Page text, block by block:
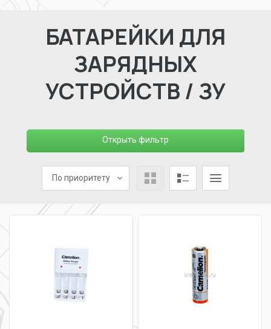
БАТАРЕЙКИ ДЛЯ
ЗАРЯДНЫХ
УСТРОЙСТВ / ЗУ
Открыть фильтр
По приоритету